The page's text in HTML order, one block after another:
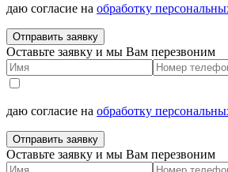
даю согласие на обработку
Отправить заявку
Оставьте заявку и мы Вам перезвоним
даю согласие на обработку
Отправить заявку
Оставьте заявку и мы Вам перезвоним